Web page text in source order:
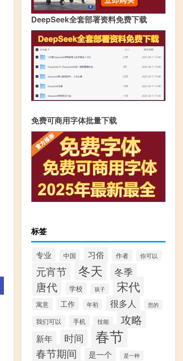
DeepSeek全套部署资料免费下载
免费可商用字体批量下载
标签
专业 中国 习俗 作者 你可以
元宵节 冬天 冬季
唐代 学校 孩子 宋代
寓意 工作 年初 很多人 您的
我们可以 手机 技能 攻略
新年 时间 春节
春节期间 是一个 是一种